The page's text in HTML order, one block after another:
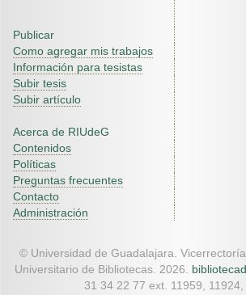
Publicar
Como agregar mis trabajos
Información para tesistas
Subir tesis
Subir artículo
Acerca de RIUdeG
Contenidos
Políticas
Preguntas frecuentes
Contacto
Administración
© Universidad de Guadalajara.
Universitario de Bibliotecas. 2026.
31 34 22 77 ext. 11959,